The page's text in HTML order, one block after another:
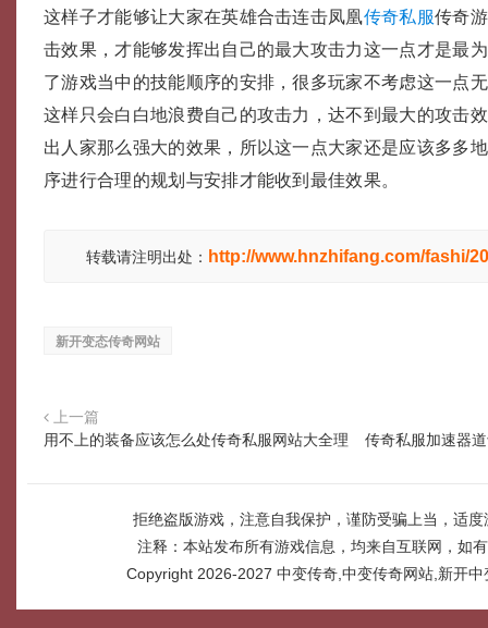
这样子才能够让大家在英雄合击连击凤凰传奇私服传奇
击效果，才能够发挥出自己的最大攻击力这一点才是最
了游戏当中的技能顺序的安排，很多玩家不考虑这一点
这样只会白白地浪费自己的攻击力，达不到最大的攻击
出人家那么强大的效果，所以这一点大家还是应该多多
序进行合理的规划与安排才能收到最佳效果。
转载请注明出处： http://www.hnzhifang.com/fashi/
新开变态传奇网站
上一篇
用不上的装备应该怎么处传奇私服网站大全理
传奇私服加速器
拒绝盗版游戏，注意自我保护，谨防受骗上当，适
注释：本站发布所有游戏信息，均来自互联网，如
Copyright 2026-2027 中变传奇,中变传奇网站,新开